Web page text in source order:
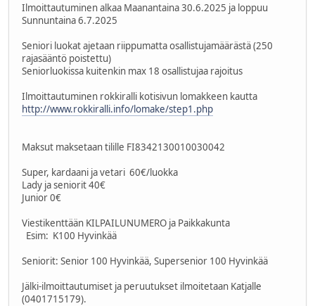
Ilmoittautuminen alkaa Maanantaina 30.6.2025 ja loppuu
Sunnuntaina 6.7.2025
Seniori luokat ajetaan riippumatta osallistujamäärästä (250
rajasääntö poistettu)
Seniorluokissa kuitenkin max 18 osallistujaa rajoitus
Ilmoittautuminen rokkiralli kotisivun lomakkeen kautta
http://www.rokkiralli.info/lomake/step1.php
Maksut maksetaan tilille FI8342130010030042
Super, kardaani ja vetari 60€/luokka
Lady ja seniorit 40€
Junior 0€
Viestikenttään KILPAILUNUMERO ja Paikkakunta
Esim: K100 Hyvinkää
Seniorit: Senior 100 Hyvinkää, Supersenior 100 Hyvinkää
Jälki-ilmoittautumiset ja peruutukset ilmoitetaan Katjalle
(0401715179).